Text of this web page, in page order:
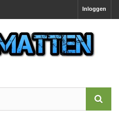
Inloggen